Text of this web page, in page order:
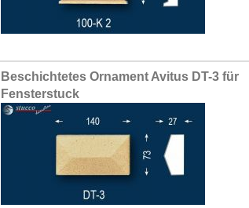
Beschichtetes Ornament Avitus DT-3 für
Fensterstuck